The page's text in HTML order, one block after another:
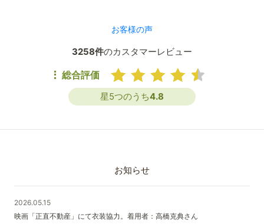
お客様の声
3258件のカスタマーレビュー
総合評価
星5つのうち4.8
お知らせ
2026.05.15
映画「正直不動産」にて衣装協力。着用者：高橋克典さん